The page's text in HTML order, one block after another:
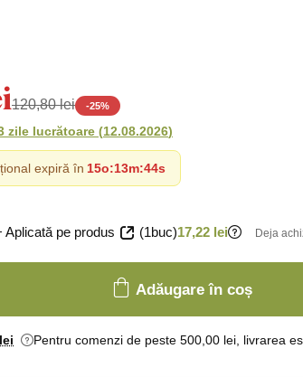
120,80 lei -25%
zile lucrătoare (12.08.2026)
expiră în 15o:13m:42s
Aplicată pe produs
(1buc)17,22 lei Deja
Adăugare în coș
Pentru comenzi de peste 500,00 lei, livrarea